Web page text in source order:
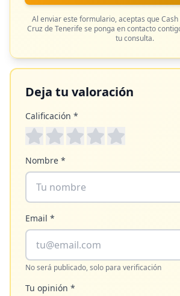
Al enviar este formulario, aceptas que
Cruz de Tenerife se ponga en contacto
tu consulta.
Deja tu valoración
Calificación *
Nombre *
Email *
No será publicado, solo para verificación
Tu opinión *